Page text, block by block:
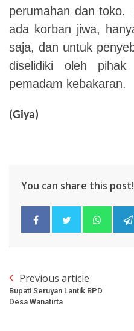
perumahan dan toko.
ada korban jiwa,
saja, dan untuk
diselidiki oleh pihak
pemadam kebakaran.
(Giya)
You can share this post!
Previous article
Bupati Seruyan Lantik BPD
Desa Wanatirta